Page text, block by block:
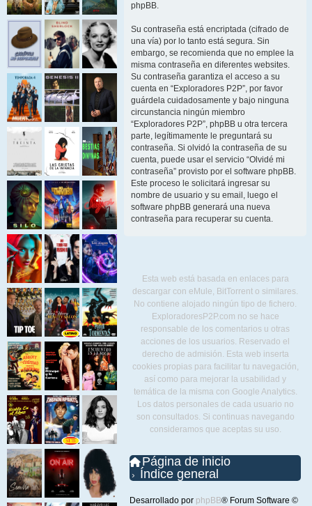
phpBB.
Su contraseña está encriptada (cifrado de
una vía) por lo tanto está segura. Sin
embargo, se recomienda que no emplee la
misma contraseña en diferentes websites.
Su contraseña garantiza el acceso a su
cuenta en “Exploradores P2P”, por favor
guárdela cuidadosamente y bajo ninguna
circunstancia ningún miembro
“Exploradores P2P”, phpBB u otra tercera
parte, legítimamente le preguntará su
contraseña. Si olvidó la contraseña de su
cuenta, puede usar el servicio “Olvidé mi
contraseña” provisto por el software phpBB.
Este proceso le solicitará ingresar su
nombre de usuario y su email, luego el
software phpBB generará una nueva
contraseña para recuperar su cuenta.
Esta web está basada en enlaces para
descargar con eMule, BitTorrent o similares.
No contiene alojado ningún tipo de fichero.
ExploradoresP2P.com no se hace
responsable de los comentarios u otras
acciones de los usuarios. Reservado el
derecho de admisión. Esta web inserta
cookies propias para facilitar tu navegación,
así como para mejorar la usabilidad y
temática de la misma con Google Analytics.
Los datos personales de cada usuario no
son consultados. Si continuas navegando
consideramos que aceptas su uso.
Página de inicio
Índice general
Desarrollado por phpBB® Forum Software ©